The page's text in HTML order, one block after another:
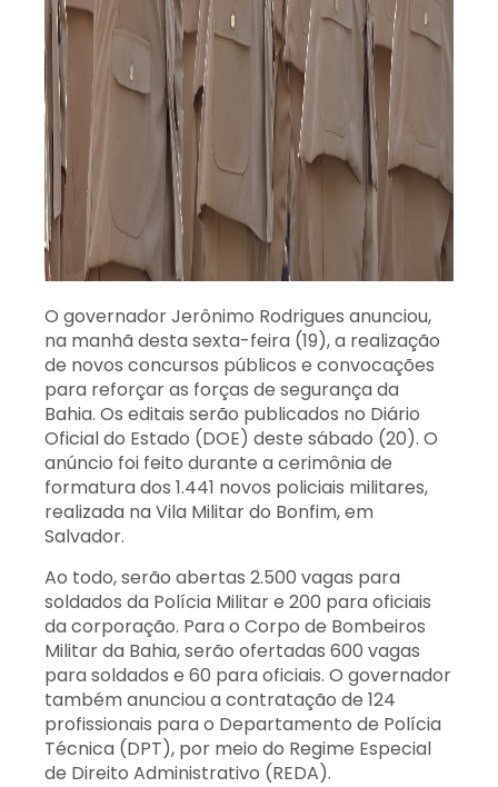
O governador Jerônimo Rodrigues anunciou,
na manhã desta sexta-feira (19), a realização
de novos concursos públicos e convocações
para reforçar as forças de segurança da
Bahia. Os editais serão publicados no Diário
Oficial do Estado (DOE) deste sábado (20). O
anúncio foi feito durante a cerimônia de
formatura dos 1.441 novos policiais militares,
realizada na Vila Militar do Bonfim, em
Salvador.
Ao todo, serão abertas 2.500 vagas para
soldados da Polícia Militar e 200 para oficiais
da corporação. Para o Corpo de Bombeiros
Militar da Bahia, serão ofertadas 600 vagas
para soldados e 60 para oficiais. O governador
também anunciou a contratação de 124
profissionais para o Departamento de Polícia
Técnica (DPT), por meio do Regime Especial
de Direito Administrativo (REDA).